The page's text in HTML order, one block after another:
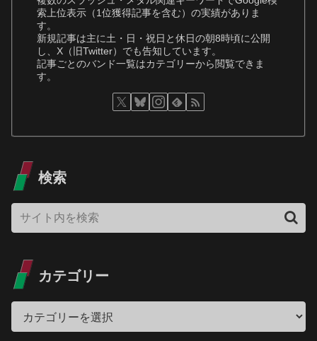
索上位表示（1位獲得記事を含む）の実績がありま
す。
新規記事は主に土・日・祝日と休日の朝8時頃に公開
し、X（旧Twitter）でも告知しています。
記事ごとのバンド一覧はカテゴリーから閲覧できま
す。
検索
カテゴリー